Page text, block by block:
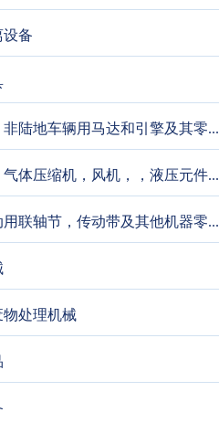
设备
非陆地车辆用马达和引擎及其零...
气体压缩机，风机，，液压元件...
用联轴节，传动带及其他机器零...
物处理机械